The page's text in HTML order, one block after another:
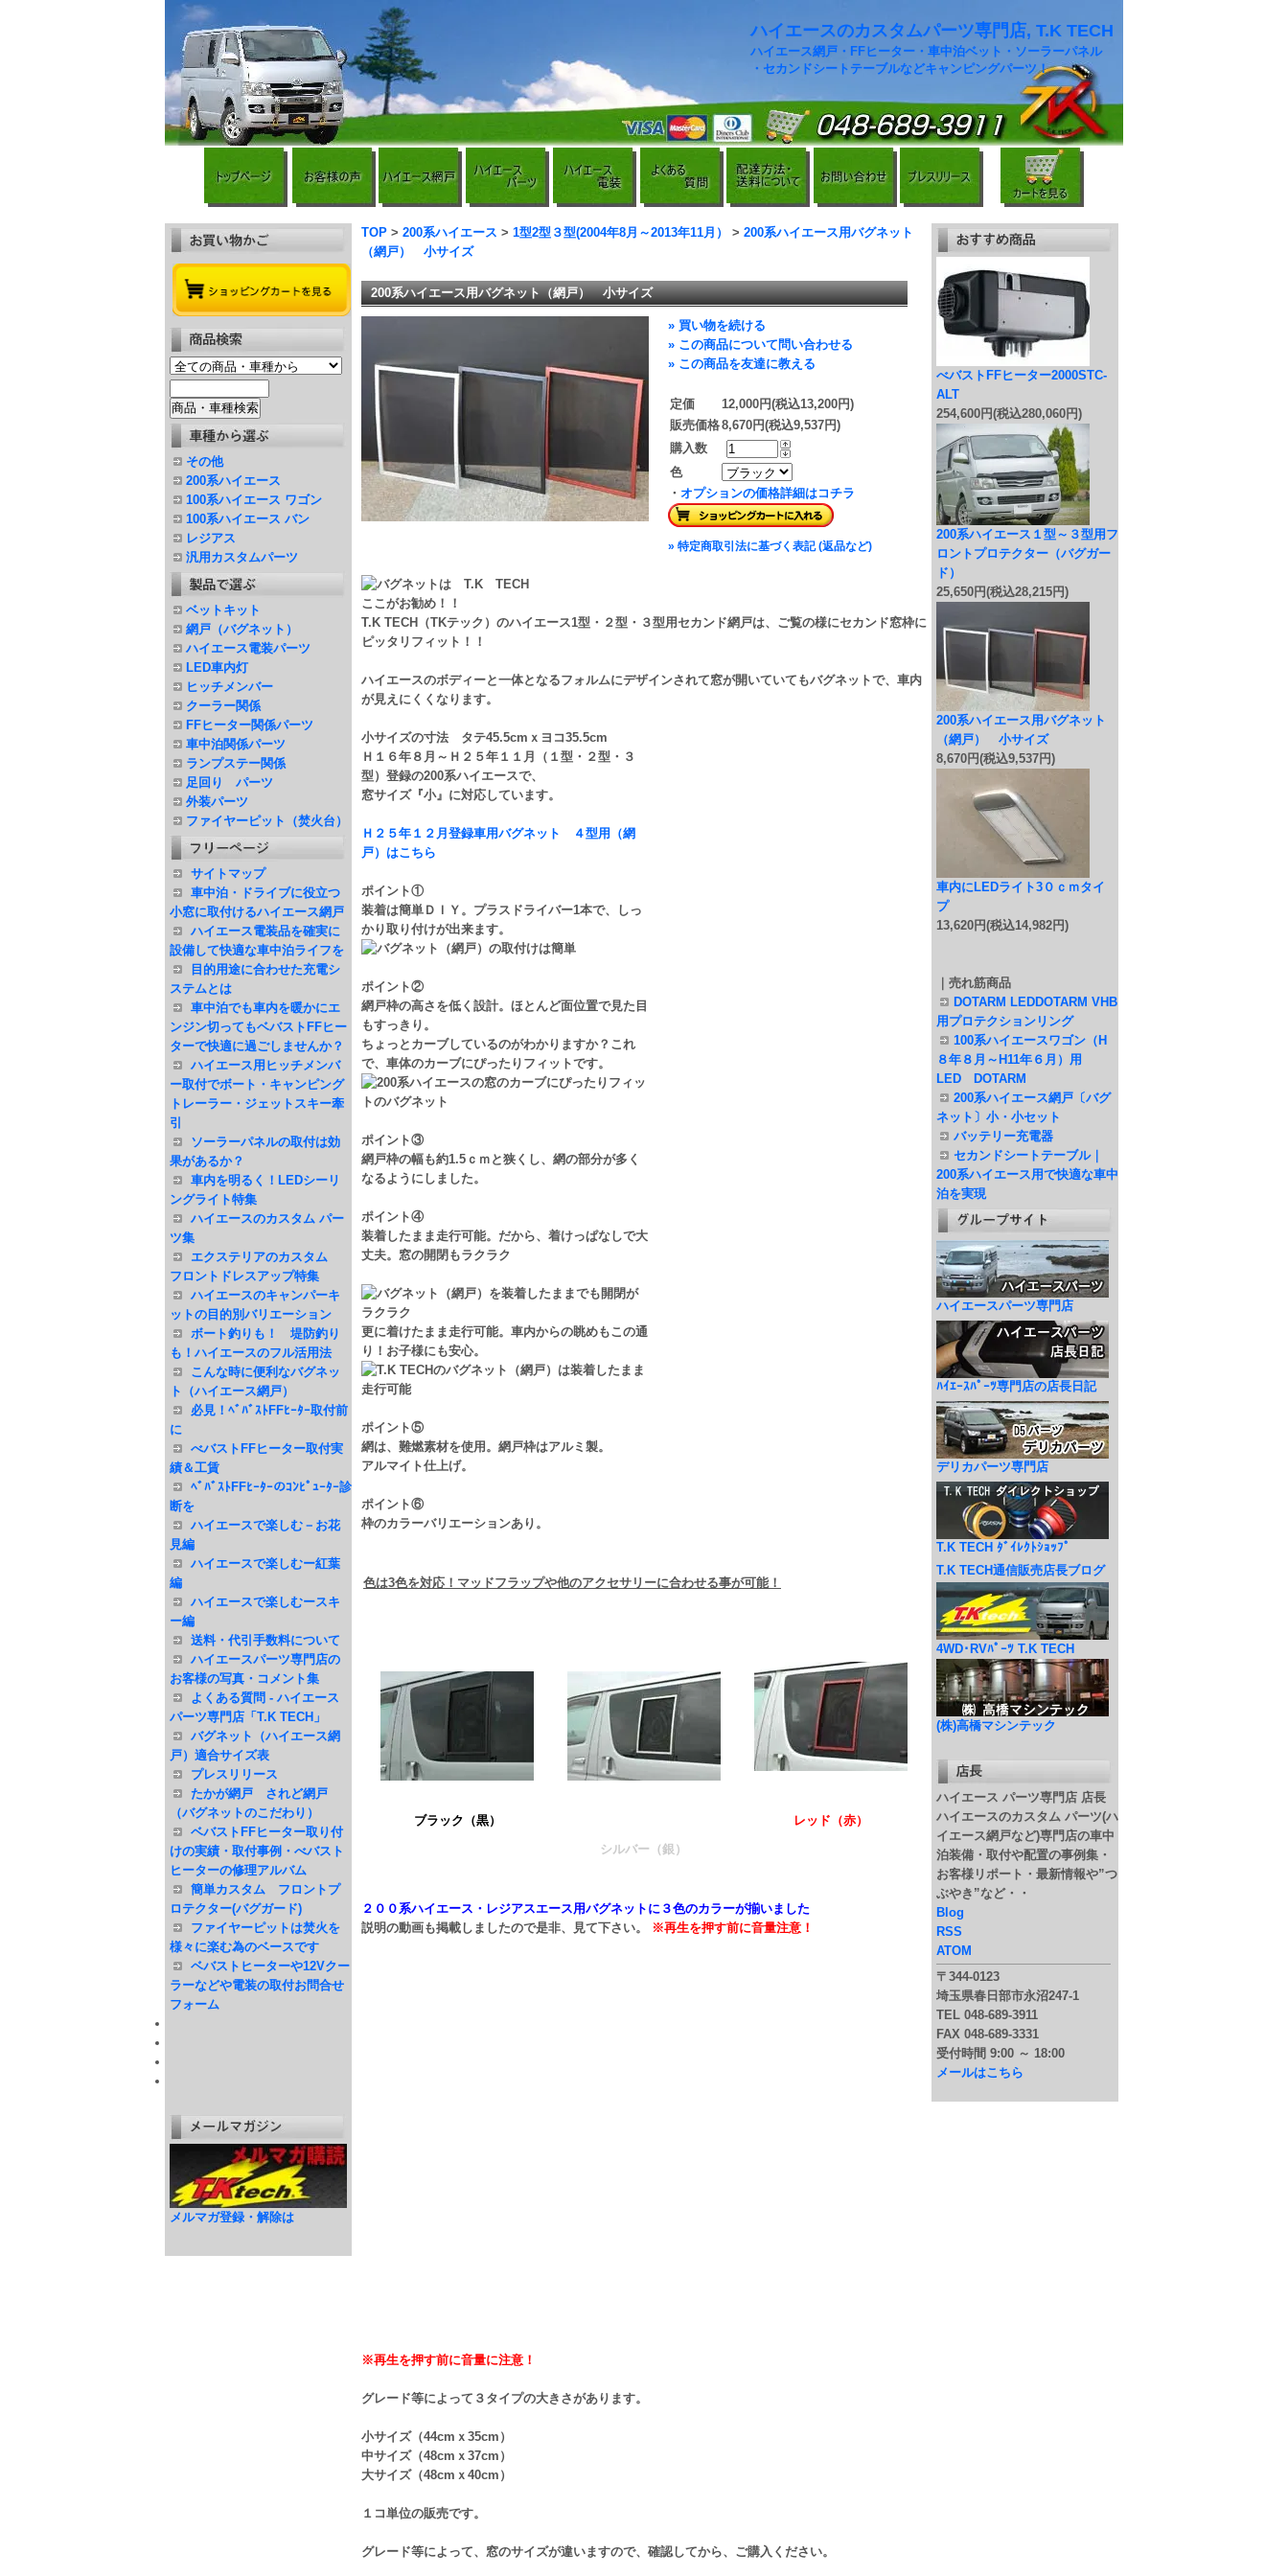
ハイエースのカスタムパーツ専門店, T.K TECH
ハイエース網戸・FFヒーター・車中泊ベット・ソーラーパネル
・セカンドシートテーブルなどキャンピングパーツ！
TOP > 200系ハイエース > 1型2型３型(2004年8月～2013年11月） > 200系ハイエース用バグネット
（網戸） 小サイズ
200系ハイエース用バグネット（網戸） 小サイズ
» 買い物を続ける
» この商品について問い合わせる
» この商品を友達に教える
定価
12,000円(税込13,200円)
販売価格8,670円(税込9,537円)
購入数
色
・ オプションの価格詳細はコチラ
» 特定商取引法に基づく表記 (返品など)
ここがお勧め！！
T.K TECH（TKテック）のハイエース1型・２型・３型用セカンド網戸は、ご覧の様にセカンド窓枠に
ピッタリフィット！！
ハイエースのボディーと一体となるフォルムにデザインされて窓が開いていてもバグネットで、車内
が見えにくくなります。
小サイズの寸法 タテ45.5cmｘヨコ35.5cm
Ｈ１６年８月～Ｈ２５年１１月（１型・２型・３
型）登録の200系ハイエースで、
窓サイズ『小』に対応しています。
Ｈ２５年１２月登録車用バグネット ４型用（網
戸）はこちら
ポイント①
装着は簡単ＤＩＹ。プラスドライバー1本で、しっ
かり取り付けが出来ます。
ポイント②
網戸枠の高さを低く設計。ほとんど面位置で見た目
もすっきり。
ちょっとカーブしているのがわかりますか？これ
で、車体のカーブにぴったりフィットです。
ポイント③
網戸枠の幅も約1.5ｃｍと狭くし、網の部分が多く
なるようにしました。
ポイント④
装着したまま走行可能。だから、着けっぱなしで大
丈夫。窓の開閉もラクラク
更に着けたまま走行可能。車内からの眺めもこの通
り！お子様にも安心。
ポイント⑤
網は、難燃素材を使用。網戸枠はアルミ製。
アルマイト仕上げ。
ポイント⑥
枠のカラーバリエーションあり。
色は3色を対応！マッドフラップや他のアクセサリーに合わせる事が可能！
ブラック（黒）
シルバー（銀）
レッド（赤）
２００系ハイエース・レジアスエース用バグネットに３色のカラーが揃いました
説明の動画も掲載しましたので是非、見て下さい。
※再生を押す前に音量注意！
※再生を押す前に音量に注意！
グレード等によって３タイプの大きさがあります。
小サイズ（44cmｘ35cm）
中サイズ（48cmｘ37cm）
大サイズ（48cmｘ40cm）
１コ単位の販売です。
グレード等によって、窓のサイズが違いますので、確認してから、ご購入ください。
その他
200系ハイエース
100系ハイエース ワゴン
100系ハイエース バン
レジアス
汎用カスタムパーツ
ベットキット
網戸（バグネット）
ハイエース電装パーツ
LED車内灯
ヒッチメンバー
クーラー関係
FFヒーター関係パーツ
車中泊関係パーツ
ランプステー関係
足回り パーツ
外装パーツ
ファイヤーピット（焚火台）
サイトマップ
車中泊・ドライブに役立つ
小窓に取付けるハイエース網戸
ハイエース電装品を確実に
設備して快適な車中泊ライフを
目的用途に合わせた充電シ
ステムとは
車中泊でも車内を暖かにエ
ンジン切ってもベバストFFヒー
ターで快適に過ごしませんか？
ハイエース用ヒッチメンバ
ー取付でボート・キャンピング
トレーラー・ジェットスキー牽
引
ソーラーパネルの取付は効
果があるか？
車内を明るく！LEDシーリ
ングライト特集
ハイエースのカスタム パー
ツ集
エクステリアのカスタム
フロントドレスアップ特集
ハイエースのキャンパーキ
ットの目的別バリエーション
ボート釣りも！ 堤防釣り
も！ハイエースのフル活用法
こんな時に便利なバグネッ
ト（ハイエース網戸）
必見！ﾍﾞﾊﾞｽﾄFFﾋｰﾀｰ取付前
に
べバストFFヒーター取付実
績＆工賃
ﾍﾞﾊﾞｽﾄFFﾋｰﾀｰのｺﾝﾋﾟｭｰﾀｰ診
断を
ハイエースで楽しむ－お花
見編
ハイエースで楽しむー紅葉
編
ハイエースで楽しむースキ
ー編
送料・代引手数料について
ハイエースパーツ専門店の
お客様の写真・コメント集
よくある質問 - ハイエース
パーツ専門店「T.K TECH」
バグネット（ハイエース網
戸）適合サイズ表
プレスリリース
たかが網戸 されど網戸
（バグネットのこだわり）
ベバストFFヒーター取り付
けの実績・取付事例・べバスト
ヒーターの修理アルバム
簡単カスタム フロントプ
ロテクター(バグガード)
ファイヤーピットは焚火を
様々に楽む為のベースです
ベバストヒーターや12Vクー
ラーなどや電装の取付お問合せ
フォーム
メルマガ登録・解除は
べバストFFヒーター2000STC-
ALT
254,600円(税込280,060円)
200系ハイエース１型～３型用フ
ロントプロテクター（バグガー
ド）
25,650円(税込28,215円)
200系ハイエース用バグネット
（網戸） 小サイズ
8,670円(税込9,537円)
車内にLEDライト3０ｃｍタイ
プ
13,620円(税込14,982円)
｜売れ筋商品
DOTARM LEDDOTARM VHB
用プロテクションリング
100系ハイエースワゴン（H
８年８月～H11年６月）用
LED DOTARM
200系ハイエース網戸〔バグ
ネット〕小・小セット
バッテリー充電器
セカンドシートテーブル｜
200系ハイエース用で快適な車中
泊を実現
ハイエースパーツ専門店
ﾊｲｴｰｽﾊﾟｰﾂ専門店の店長日記
デリカパーツ専門店
T.K TECH ﾀﾞｲﾚｸﾄｼｮｯﾌﾟ
T.K TECH通信販売店長ブログ
4WD･RVﾊﾟｰﾂ T.K TECH
(株)高橋マシンテック
ハイエース パーツ専門店 店長
ハイエースのカスタム パーツ(ハ
イエース網戸など)専門店の車中
泊装備・取付や配置の事例集・
お客様リポート・最新情報や”つ
ぶやき”など・・
Blog
RSS
ATOM
〒344-0123
埼玉県春日部市永沼247-1
TEL 048-689-3911
FAX 048-689-3331
受付時間 9:00 ～ 18:00
メールはこちら